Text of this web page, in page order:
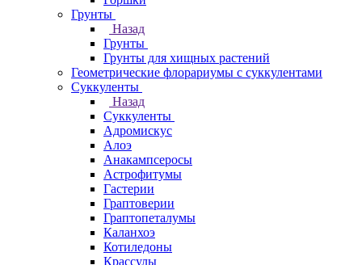
Грунты
Назад
Грунты
Грунты для хищных растений
Геометрические флорариумы с суккулентами
Суккуленты
Назад
Суккуленты
Адромискус
Алоэ
Анакампсеросы
Астрофитумы
Гастерии
Граптоверии
Граптопеталумы
Каланхоэ
Котиледоны
Крассулы